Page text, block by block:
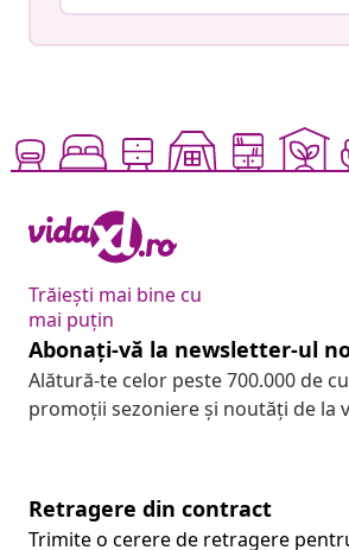
Trăiești mai bine cu
mai puțin
Abonați-vă la newsletter-ul
Alătură-te celor peste 700.000 de
promoții sezoniere și noutăți de la
Retragere din contract
Trimite o cerere de retragere